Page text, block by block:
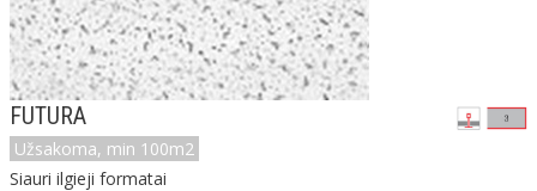
FUTURA
Užsakoma, min 100m2
Siauri ilgieji formatai